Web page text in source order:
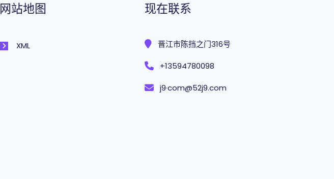
网站地图
XML
现在联系
晋江市陈挡之门316号
+13594780098
j9·com@52j9.com